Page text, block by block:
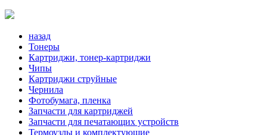
назад
Тонеры
Картриджи, тонер-картриджи
Чипы
Картриджи струйные
Чернила
Фотобумага, пленка
Запчасти для картриджей
Запчасти для печатающих устройств
Термоузлы и комплектующие